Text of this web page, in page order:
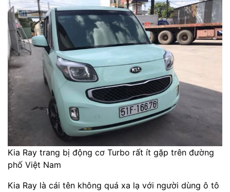
Kia Ray trang bị động cơ Turbo rất ít gặp trên đường
phố Việt Nam
Kia Ray là cái tên không quá xa lạ với người dùng ô tô